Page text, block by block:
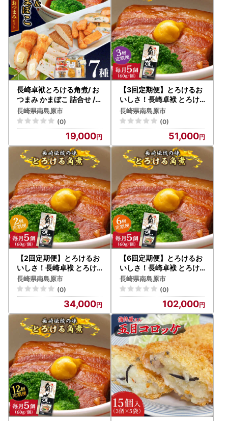
長崎卓袱とろける角煮/ お
つまみ かまぼこ 詰合せ /長
崎の味詰合せ /南島原市 /
ふるさと企画 [SBA043]
長崎県南島原市
(0)
19,000
【3回定期便】とろけるお
いしさ！長崎卓袱 とろけ
る 角煮 60ｇ × 5個 入り /
肉 豚角煮 豚 / 南島原市 / ふ
るさと企画 [SBA045]
長崎県南島原市
(0)
51,000
【2回定期便】とろけるお
いしさ！長崎卓袱 とろけ
る 角煮 60ｇ × 5個 入り /
肉 豚角煮 豚 / 南島原市 / ふ
るさと企画 [SBA044]
長崎県南島原市
(0)
34,000
【6回定期便】とろけるお
いしさ！長崎卓袱 とろけ
る 角煮 60ｇ × 5個 入り /
肉 豚角煮 豚 / 南島原市 / ふ
るさと企画 [SBA046]
長崎県南島原市
(0)
102,000